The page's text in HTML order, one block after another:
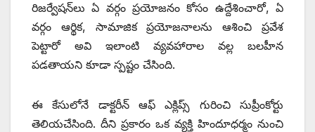
రిజర్వేషన్‌లు ఏ వర్గం ప్రయోజనం కోసం ఉద్దేశించారో, ఏ
వర్గం ఆర్థిక, సామాజిక ప్రయోజనాలను ఆశించి ప్రవేశ
పెట్టారో అవి ఇలాంటి వ్యవహారాల వల్ల బలహీన
పడతాయని కూడా స్పష్టం చేసింది.
ఈ కేసులోనే డాక్టరీన్‌ ఆఫ్‌ ఎక్లిప్స్ ‌గురించి సుప్రీంకోర్టు
తెలియచేసింది. దీని ప్రకారం ఒక వ్యక్తి హిందూధర్మం నుంచి